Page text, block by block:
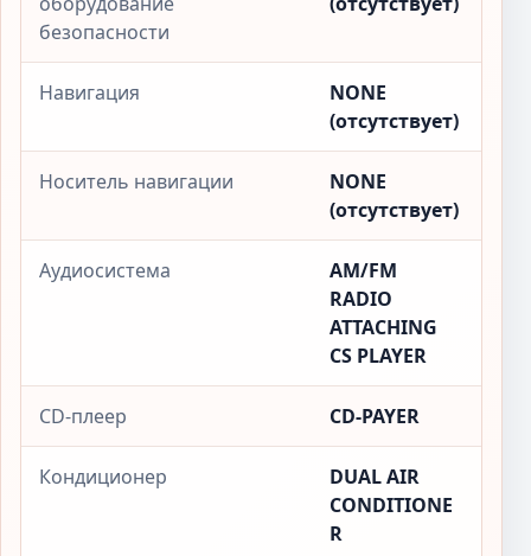
безопасности
Навигация
NONE
(отсутствует)
Носитель навигации
NONE
(отсутствует)
Аудиосистема
AM/FM
RADIO
ATTACHING
CS PLAYER
CD-плеер CD-PAYER
Кондиционер
DUAL AIR
CONDITIONE
R